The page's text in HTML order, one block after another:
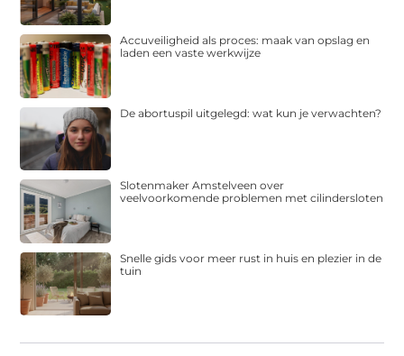
Accuveiligheid als proces: maak van opslag en
laden een vaste werkwijze
De abortuspil uitgelegd: wat kun je verwachten?
Slotenmaker Amstelveen over
veelvoorkomende problemen met cilindersloten
Snelle gids voor meer rust in huis en plezier in de
tuin